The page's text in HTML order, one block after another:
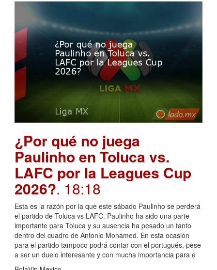
¿Por qué no juega
Paulinho en Toluca vs.
LAFC por la Leagues Cup
2026?. 18:18
Esta es la razón por la que este sábado Paulinho se perderá
el partido de Toluca vs LAFC. Paulinho ha sido una parte
importante para Toluca y su ausencia ha pesado un tanto
dentro del cuadro de Antonio Mohamed. En esta ocasión
para el partido tampoco podrá contar con el portugués, pese
a ser un duelo interesante y con mucha importancia para e